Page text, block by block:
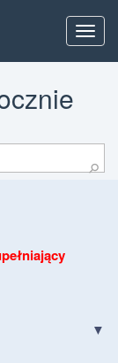
Menu
⚲